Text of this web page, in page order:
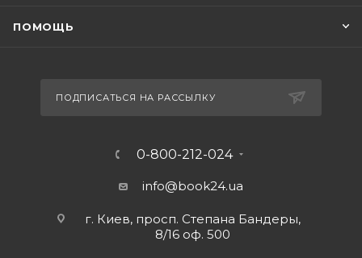
ПОМОЩЬ
ПОДПИСАТЬСЯ НА РАССЫЛКУ
0-800-212-024
info@book24.ua
г. Киев, просп. Степана Бандеры,
8/16 оф. 500